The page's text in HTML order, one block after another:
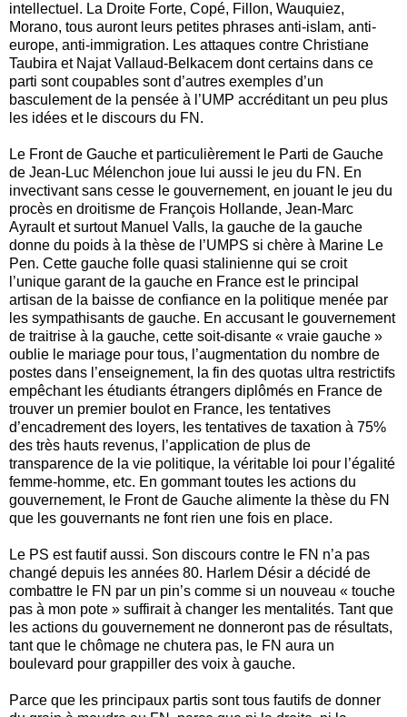
intellectuel. La Droite Forte, Copé, Fillon, Wauquiez,
Morano, tous auront leurs petites phrases anti-islam, anti-
europe, anti-immigration. Les attaques contre Christiane
Taubira et Najat Vallaud-Belkacem dont certains dans ce
parti sont coupables sont d’autres exemples d’un
basculement de la pensée à l’UMP accréditant un peu plus
les idées et le discours du FN.
Le Front de Gauche et particulièrement le Parti de Gauche
de Jean-Luc Mélenchon joue lui aussi le jeu du FN. En
invectivant sans cesse le gouvernement, en jouant le jeu du
procès en droitisme de François Hollande, Jean-Marc
Ayrault et surtout Manuel Valls, la gauche de la gauche
donne du poids à la thèse de l’UMPS si chère à Marine Le
Pen. Cette gauche folle quasi stalinienne qui se croit
l’unique garant de la gauche en France est le principal
artisan de la baisse de confiance en la politique menée par
les sympathisants de gauche. En accusant le gouvernement
de traitrise à la gauche, cette soit-disante « vraie gauche »
oublie le mariage pour tous, l’augmentation du nombre de
postes dans l’enseignement, la fin des quotas ultra restrictifs
empêchant les étudiants étrangers diplômés en France de
trouver un premier boulot en France, les tentatives
d’encadrement des loyers, les tentatives de taxation à 75%
des très hauts revenus, l’application de plus de
transparence de la vie politique, la véritable loi pour l’égalité
femme-homme, etc. En gommant toutes les actions du
gouvernement, le Front de Gauche alimente la thèse du FN
que les gouvernants ne font rien une fois en place.
Le PS est fautif aussi. Son discours contre le FN n’a pas
changé depuis les années 80. Harlem Désir a décidé de
combattre le FN par un pin’s comme si un nouveau « touche
pas à mon pote » suffirait à changer les mentalités. Tant que
les actions du gouvernement ne donneront pas de résultats,
tant que le chômage ne chutera pas, le FN aura un
boulevard pour grappiller des voix à gauche.
Parce que les principaux partis sont tous fautifs de donner